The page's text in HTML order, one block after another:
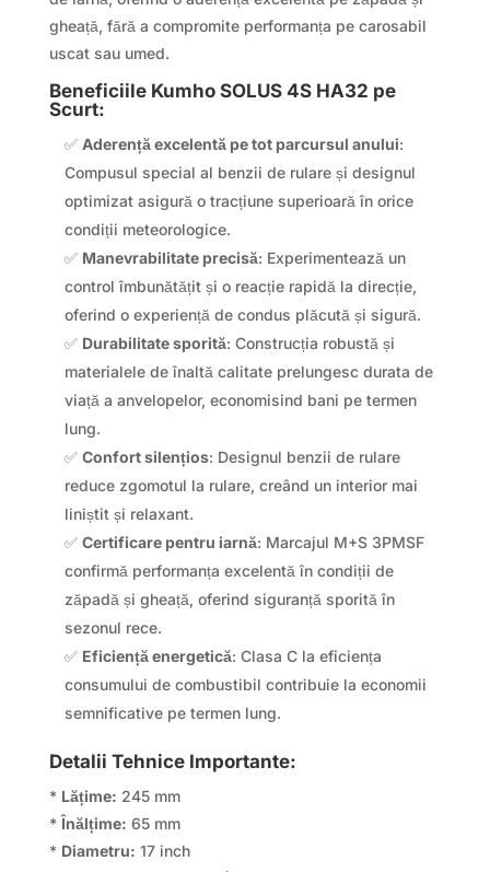
gheață, fără a compromite performanța pe carosabil
uscat sau umed.
Beneficiile Kumho SOLUS 4S HA32 pe
Scurt:
✅ Aderență excelentă pe tot parcursul anului:
Compusul special al benzii de rulare și designul
optimizat asigură o tracțiune superioară în orice
condiții meteorologice.
✅ Manevrabilitate precisă: Experimentează un
control îmbunătățit și o reacție rapidă la direcție,
oferind o experiență de condus plăcută și sigură.
✅ Durabilitate sporită: Construcția robustă și
materialele de înaltă calitate prelungesc durata de
viață a anvelopelor, economisind bani pe termen
lung.
✅ Confort silențios: Designul benzii de rulare
reduce zgomotul la rulare, creând un interior mai
liniștit și relaxant.
✅ Certificare pentru iarnă: Marcajul M+S 3PMSF
confirmă performanța excelentă în condiții de
zăpadă și gheață, oferind siguranță sporită în
sezonul rece.
✅ Eficiență energetică: Clasa C la eficiența
consumului de combustibil contribuie la economii
semnificative pe termen lung.
Detalii Tehnice Importante:
* Lățime: 245 mm
*Înălțime: 65 mm
* Diametru: 17 inch